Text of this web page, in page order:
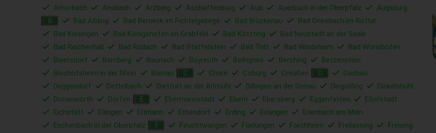
Amorbach
Ansbach Arzberg Aschaffenburg Aub Auerbach in der Oberpfalz Augsburg
B Bad Aibling Bad Berneck im Fichtelgebirge Bad Brückenau
Bad Griesbach im Rottal
Bad Kissingen
Bad Königshofen im Grabfeld Bad Kötzting
Bad Neustadt an der Saale
Bad Reichenhall
Bad Rodach Bad Staffelstein Bad Tölz Bad Windsheim
Bad Wörishofen
Baiersdorf
Bamberg Baunach Bayreuth Beilngries Berching
Betzenstein
Bischofsheim in der Rhön
Bärnau C Cham Coburg Creußen D
Dachau
Deggendorf
Dettelbach Dietfurt an der Altmühl Dillingen an der Donau Dingolfing
Dinkelsbühl
Donauwörth
Dorfen E Ebermannstadt Ebern Ebersberg Eggenfelden
Eibelstadt
Eichstätt
Ellingen Eltmann Erbendorf Erding Erlangen
Erlenbach am Main
Eschenbach in der Oberpfalz
F Feuchtwangen Fladungen Forchheim Freilassing
Freising